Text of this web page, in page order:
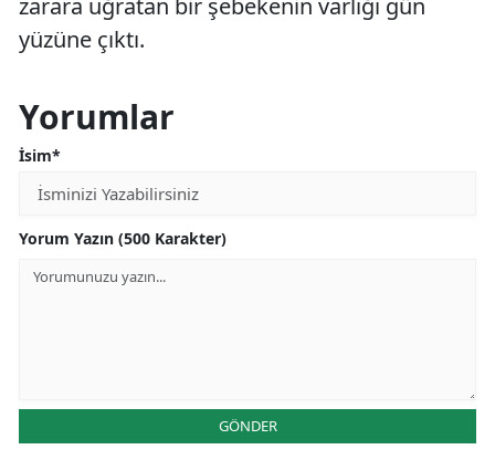
yüzüne çıktı.
Yorumlar
İsim*
Yorum Yazın (500 Karakter)
GÖNDER